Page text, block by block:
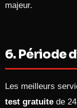
majeur.
6. Période
Les meilleurs
test gratuite de